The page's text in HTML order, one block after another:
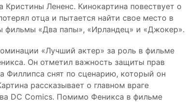
Лененс. Кинокартина повествует о
отца и пытается найти свое место в
фильмы «Два папы», «Ирландец» и «Джокер».
«Лучший актер» за роль в фильме
Он отметил важность защиты прав
снят по сценарию, который он
рассказывает о главном враге
DC Comics. Помимо Феникса в фильме